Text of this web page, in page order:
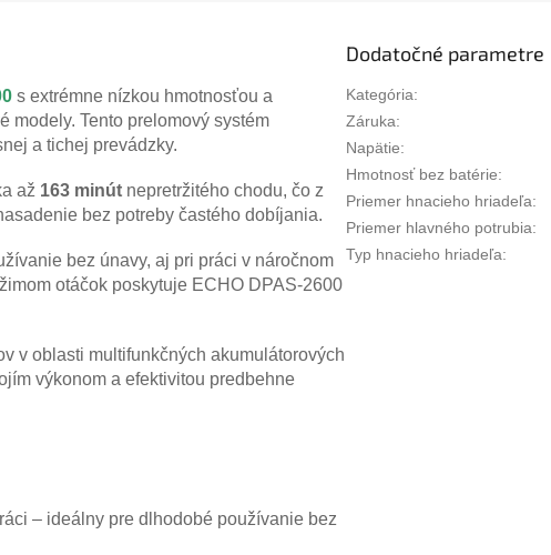
s extrémne nízkou hmotnosťou a
modely. Tento prelomový systém
a tichej prevádzky.
až 163 minút nepretržitého chodu, čo z
bez potreby častého dobíjania.
bez únavy, aj pri práci v náročnom
otáčok poskytuje ECHO DPAS‑2600
v oblasti multifunkčných akumulátorových
výkonom a efektivitou predbehne
– ideálny pre dlhodobé používanie bez
Dodatočné parametre
Kategória:
Záruka:
Napätie:
Hmotnosť bez batérie:
Priemer hnacieho hriadeľa:
Priemer hlavného potrubia:
Typ hnacieho hriadeľa: